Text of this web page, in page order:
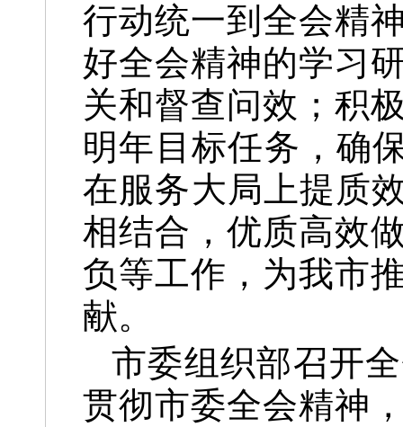
行动统一到全会精
好全会精神的学习
关和督查问效；积
明年目标任务，确
在服务大局上提质
相结合，优质高效
负等工作，为我市
献。
市委组织部召开
贯彻市委全会精神